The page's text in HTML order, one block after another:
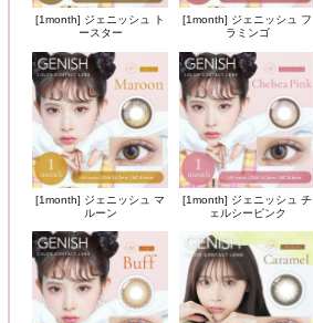
[1month] ジェニッシュ ト
ースター
[1month] ジェニッシュ フ
ラミンゴ
[1month] ジェニッシュ マ
ルーン
[1month] ジェニッシュ チ
ェルシーピンク